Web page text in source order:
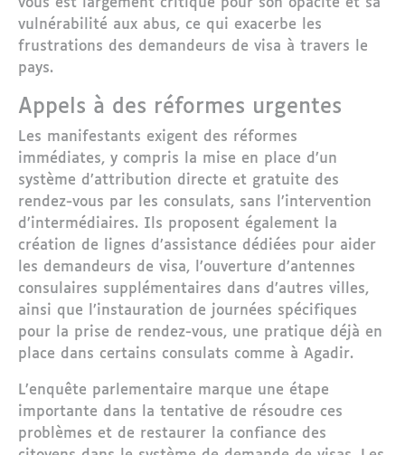
vulnérabilité aux abus, ce qui exacerbe les
frustrations des demandeurs de visa à travers le
pays.
Appels à des réformes urgentes
Les manifestants exigent des réformes
immédiates, y compris la mise en place d’un
système d’attribution directe et gratuite des
rendez-vous par les consulats, sans l’intervention
d’intermédiaires. Ils proposent également la
création de lignes d’assistance dédiées pour aider
les demandeurs de visa, l’ouverture d’antennes
consulaires supplémentaires dans d’autres villes,
ainsi que l’instauration de journées spécifiques
pour la prise de rendez-vous, une pratique déjà en
place dans certains consulats comme à Agadir.
L’enquête parlementaire marque une étape
importante dans la tentative de résoudre ces
problèmes et de restaurer la confiance des